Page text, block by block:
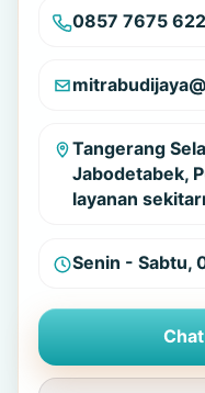
0857 7675
Tangerang
Jabodetabek,
layanan
Senin - Sabtu,